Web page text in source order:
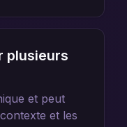
plusieurs
et peut
et les